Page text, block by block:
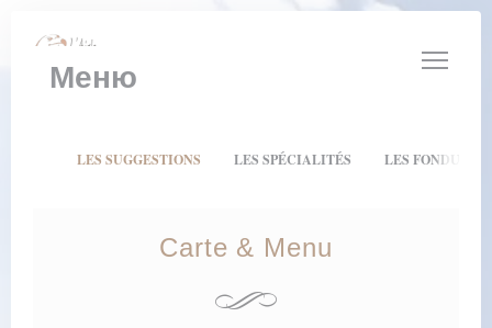
Меню
Carte & Menu
LES SUGGESTIONS LES SPÉCIALITÉS LES FONDUES